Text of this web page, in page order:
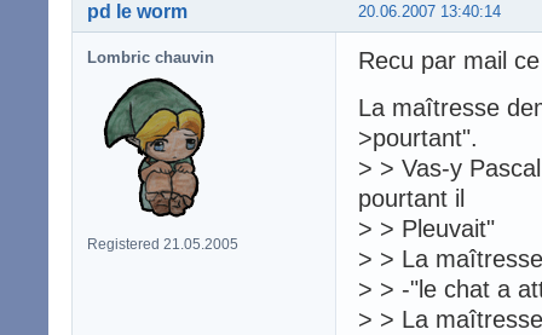
20.06.2007 13:40:14
pd le worm
Lombric chauvin
Registered 21.05.2005
Recu par mail
La maîtresse
>pourtant".
> > Vas-y
pourtant il
> > Pleuvait"
> > La
> > -"le chat a
> > La